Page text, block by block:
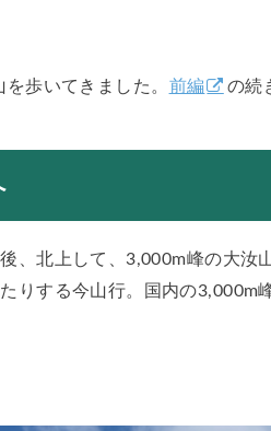
歩いてきました。 前編 の続
、北上して、3,000m峰の大汝
りする今山行。国内の3,000m